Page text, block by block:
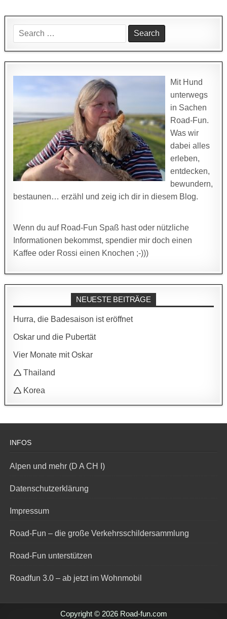
Search
for:
Mit Hund
unterwegs
in Sachen
Road-Fun.
Was wir
dabei alles
erleben,
entdecken,
bewundern,
bestaunen… erzähl und zeig ich dir in diesem Blog.
Wenn du auf Road-Fun Spaß hast oder nützliche
Informationen bekommst, spendier mir doch einen
Kaffee oder Rossi einen Knochen ;-)))
NEUESTE BEITRÄGE
Hurra, die Badesaison ist eröffnet
Oskar und die Pubertät
Vier Monate mit Oskar
🛆 Thailand
🛆 Korea
INFOS
Alpen und mehr (D A CH I)
Datenschutzerklärung
Impressum
Road-Fun – die große Verkehrsschildersammlung
Road-Fun unterstützen
Roadfun 3.0 – ab jetzt im Wohnmobil
Copyright © 2026 Road-fun.com